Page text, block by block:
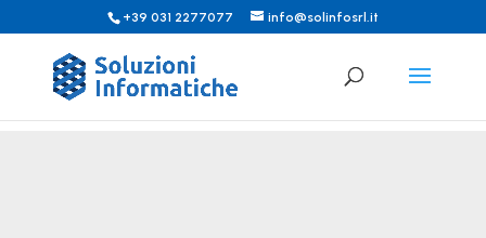
+39 031 2277077 info@solinfosrl.it